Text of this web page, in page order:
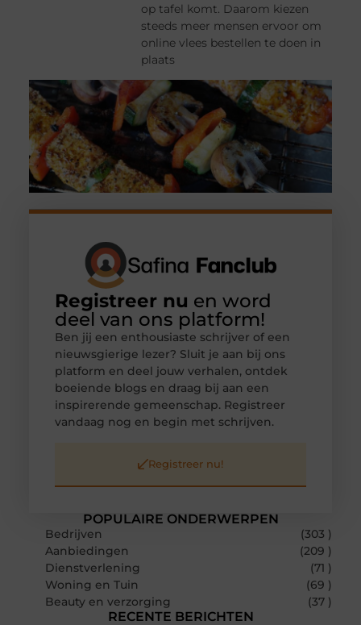
op tafel komt. Daarom kiezen
steeds meer mensen ervoor om
online vlees bestellen te doen in
plaats
POPULAIRE ONDERWERPEN
Bedrijven
(303 )
Aanbiedingen
(209 )
Dienstverlening
(71 )
Woning en Tuin
(69 )
Beauty en verzorging
(37 )
RECENTE BERICHTEN
Registreer nu en word
deel van ons platform!
Ben jij een enthousiaste schrijver of een
nieuwsgierige lezer? Sluit je aan bij ons
platform en deel jouw verhalen, ontdek
boeiende blogs en draag bij aan een
inspirerende gemeenschap. Registreer
vandaag nog en begin met schrijven.
Registreer nu!